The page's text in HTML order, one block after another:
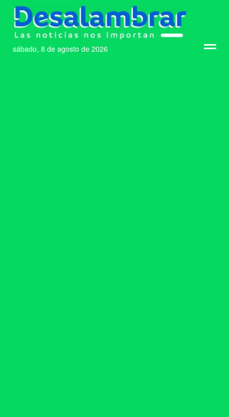
sábado, 8 de agosto de 2026